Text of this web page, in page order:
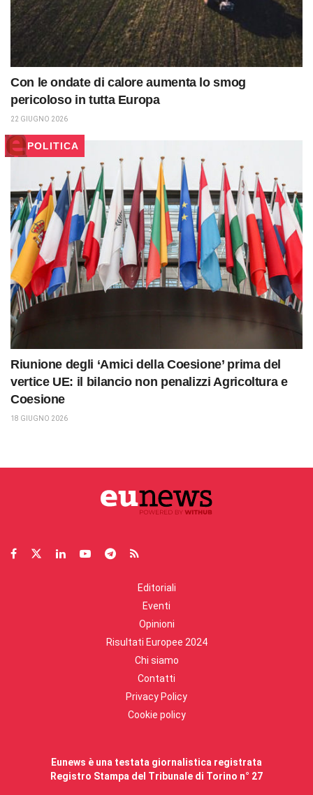
Con le ondate di calore aumenta lo smog
pericoloso in tutta Europa
22 GIUGNO 2026
POLITICA
Riunione degli ‘Amici della Coesione’ prima del
vertice UE: il bilancio non penalizzi Agricoltura e
Coesione
18 GIUGNO 2026
Editoriali
Eventi
Opinioni
Risultati Europee 2024
Chi siamo
Contatti
Privacy Policy
Cookie policy
Eunews è una testata giornalistica registrata
Registro Stampa del Tribunale di Torino n° 27